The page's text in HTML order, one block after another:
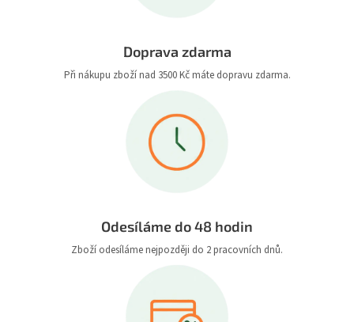
Doprava zdarma
Při nákupu zboží nad 3500 Kč máte dopravu zdarma.
Odesíláme do 48 hodin
Zboží odesíláme nejpozději do 2 pracovních dnů.